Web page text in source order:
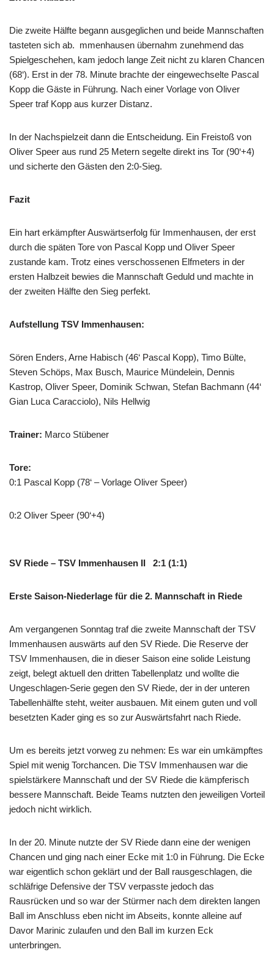
Die zweite Hälfte begann ausgeglichen und beide Mannschaften
tasteten sich ab. mmenhausen übernahm zunehmend das
Spielgeschehen, kam jedoch lange Zeit nicht zu klaren Chancen
(68‘). Erst in der 78. Minute brachte der eingewechselte Pascal
Kopp die Gäste in Führung. Nach einer Vorlage von Oliver
Speer traf Kopp aus kurzer Distanz.
In der Nachspielzeit dann die Entscheidung. Ein Freistoß von
Oliver Speer aus rund 25 Metern segelte direkt ins Tor (90‘+4)
und sicherte den Gästen den 2:0-Sieg.
Fazit
Ein hart erkämpfter Auswärtserfolg für Immenhausen, der erst
durch die späten Tore von Pascal Kopp und Oliver Speer
zustande kam. Trotz eines verschossenen Elfmeters in der
ersten Halbzeit bewies die Mannschaft Geduld und machte in
der zweiten Hälfte den Sieg perfekt.
Aufstellung TSV Immenhausen:
Sören Enders, Arne Habisch (46‘ Pascal Kopp), Timo Bülte,
Steven Schöps, Max Busch, Maurice Mündelein, Dennis
Kastrop, Oliver Speer, Dominik Schwan, Stefan Bachmann (44‘
Gian Luca Caracciolo), Nils Hellwig
Trainer: Marco Stübener
Tore:
0:1 Pascal Kopp (78‘ – Vorlage Oliver Speer)
0:2 Oliver Speer (90‘+4)
SV Riede – TSV Immenhausen II 2:1 (1:1)
Erste Saison-Niederlage für die 2. Mannschaft in Riede
Am vergangenen Sonntag traf die zweite Mannschaft der TSV
Immenhausen auswärts auf den SV Riede. Die Reserve der
TSV Immenhausen, die in dieser Saison eine solide Leistung
zeigt, belegt aktuell den dritten Tabellenplatz und wollte die
Ungeschlagen-Serie gegen den SV Riede, der in der unteren
Tabellenhälfte steht, weiter ausbauen. Mit einem guten und voll
besetzten Kader ging es so zur Auswärtsfahrt nach Riede.
Um es bereits jetzt vorweg zu nehmen: Es war ein umkämpftes
Spiel mit wenig Torchancen. Die TSV Immenhausen war die
spielstärkere Mannschaft und der SV Riede die kämpferisch
bessere Mannschaft. Beide Teams nutzten den jeweiligen Vorteil
jedoch nicht wirklich.
In der 20. Minute nutzte der SV Riede dann eine der wenigen
Chancen und ging nach einer Ecke mit 1:0 in Führung. Die Ecke
war eigentlich schon geklärt und der Ball rausgeschlagen, die
schläfrige Defensive der TSV verpasste jedoch das
Rausrücken und so war der Stürmer nach dem direkten langen
Ball im Anschluss eben nicht im Abseits, konnte alleine auf
Davor Marinic zulaufen und den Ball im kurzen Eck
unterbringen.